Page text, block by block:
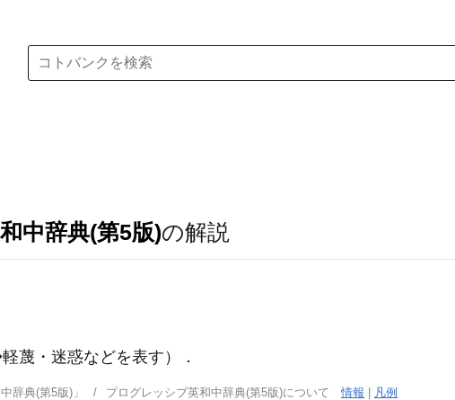
中辞典(第5版)の解説
蔑・迷惑などを表す） ．
辞典(第5版)」 プログレッシブ英和中辞典(第5版)について情報 凡例